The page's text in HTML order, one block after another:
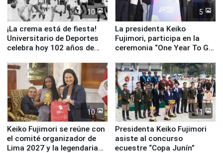
10
¡La crema está de fiesta!
Universitario de Deportes
celebra hoy 102 años de
5
La presidenta Keiko
Fujimori, participa en la
ceremonia “One Year To Go
10
Keiko Fujimori se reúne con
el comité organizador de
Lima 2027 y la legendaria
11
Presidenta Keiko Fujimori
asiste al concurso
ecuestre “Copa Junín”